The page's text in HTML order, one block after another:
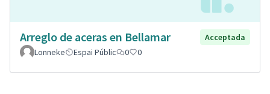
Arreglo de aceras en Bellamar
Acceptada
Lonneke
Espai Públic 0 0